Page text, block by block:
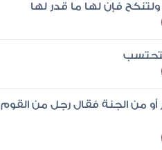
فإن لها ما قدر لها
من الجنة فقال رجل من القوم